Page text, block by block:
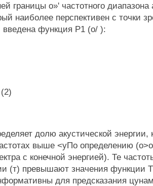
границы о»' частотного диапазона
наиболее перспективен с точки
введена функция Р1 (о/ ):
долю акустической энергии,
выше <уПо определению
с конечной энергией). Те
(т) превышают значения функции
для предсказания